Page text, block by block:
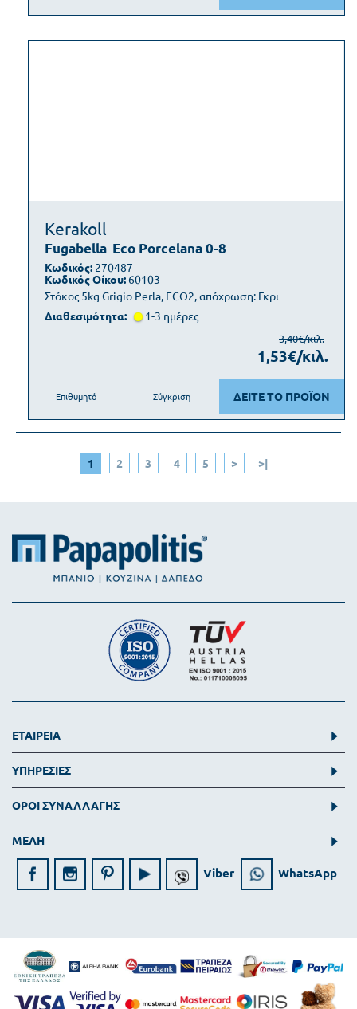
Kerakoll
Fugabella Eco Porcelana 0-8
Στόκος 5kg Grigio Perla, ECO2, απόχρωση: Γκρι
Κωδικός: 270487
Κωδικός Οίκου: 60103
Διαθεσιμότητα: 1-3 ημέρες
3,40€/κιλ.
1,53€/κιλ.
ΔΕΙΤΕ ΤΟ ΠΡΟΪΟΝ
Επιθυμητό Σύγκριση
1 2 3 4 5 > >|
ΕΤΑΙΡΕΙΑ
ΥΠΗΡΕΣΙΕΣ
ΟΡΟΙ ΣΥΝΑΛΛΑΓΗΣ
ΜΕΛΗ
Viber WhatsApp